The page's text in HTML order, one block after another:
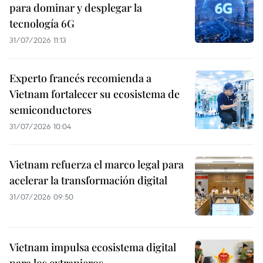
para dominar y desplegar la
tecnología 6G
31/07/2026 11:13
Experto francés recomienda a
Vietnam fortalecer su ecosistema de
semiconductores
31/07/2026 10:04
Vietnam refuerza el marco legal para
acelerar la transformación digital
31/07/2026 09:50
Vietnam impulsa ecosistema digital